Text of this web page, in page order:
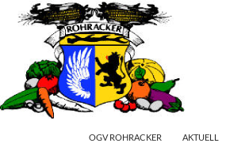
OGV RohrackerOGV ROHRACKER
AKTUELL